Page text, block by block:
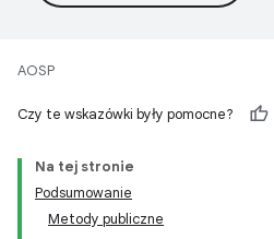
AOSP
Czy te wskazówki były pomocne?
Na tej stronie
Podsumowanie
Metody publiczne